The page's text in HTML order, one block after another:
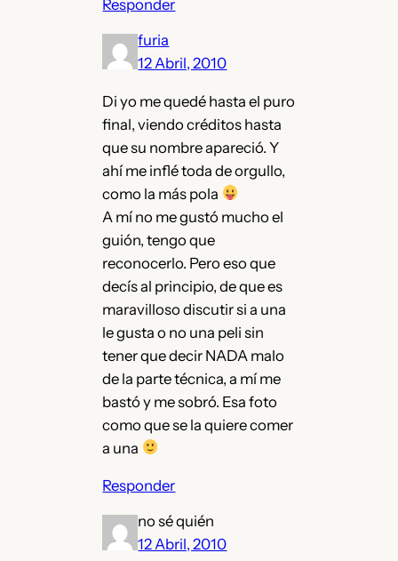
Responder
furia
12 Abril, 2010
Di yo me quedé hasta el puro
final, viendo créditos hasta
que su nombre apareció. Y
ahí me inflé toda de orgullo,
como la más pola
A mí no me gustó mucho el
guión, tengo que
reconocerlo. Pero eso que
decís al principio, de que es
maravilloso discutir si a una
le gusta o no una peli sin
tener que decir NADA malo
de la parte técnica, a mí me
bastó y me sobró. Esa foto
como que se la quiere comer
a una
Responder
no sé quién
12 Abril, 2010